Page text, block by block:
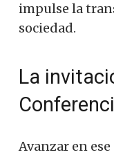
impulse la
sociedad.
La
Avanzar en